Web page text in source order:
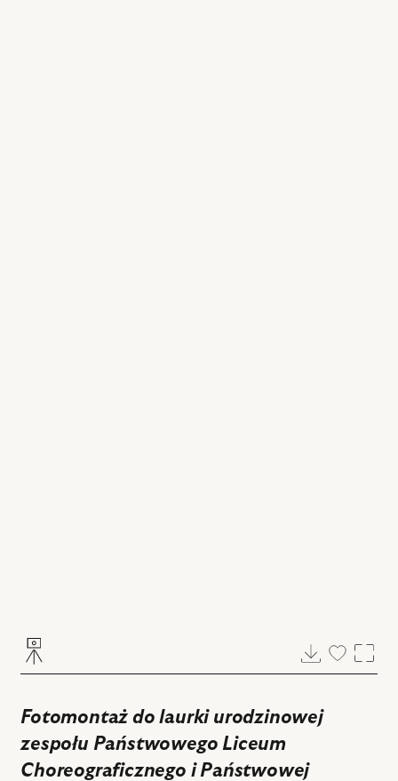
Pobierz
Dodaj
Fotomontaż do laurki urodzinowej
zespołu Państwowego Liceum
Choreograficznego i Państwowej